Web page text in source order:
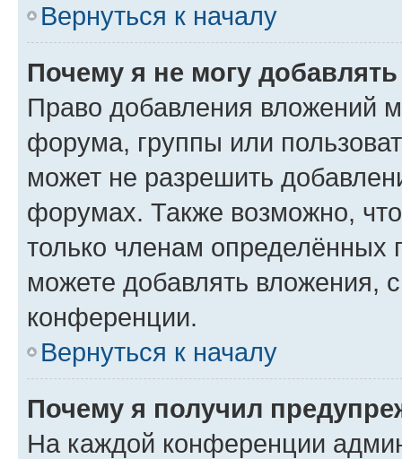
Вернуться к началу
Почему я не могу
Право добавления вложений
форума, группы или
может не разрешить
форумах. Также возможно,
только членам определённых
можете добавлять вложения,
конференции.
Вернуться к началу
Почему я получил
На каждой конференции